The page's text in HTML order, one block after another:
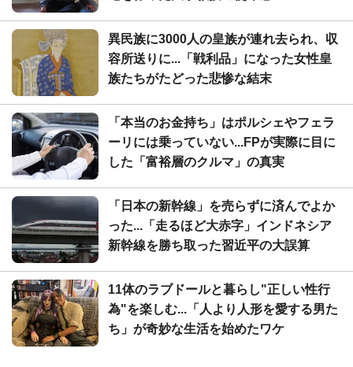
異民族に3000人の皇族が連れ去られ、収
容所送りに...「戦利品」になった女性皇
族たちがたどった悲惨な結末
「本当のお金持ち」はポルシェやフェラ
ーリには乗っていない...FPが実際に目に
した「富裕層のクルマ」の真実
「日本の新幹線」を売らずに済んでよか
った...「走るほど大赤字」インドネシア
新幹線を勝ち取った習近平の大誤算
11体のラブドールと暮らし"正しい性行
為"を楽しむ...「人より人形を愛する男た
ち」が奇妙な生活を始めたワケ